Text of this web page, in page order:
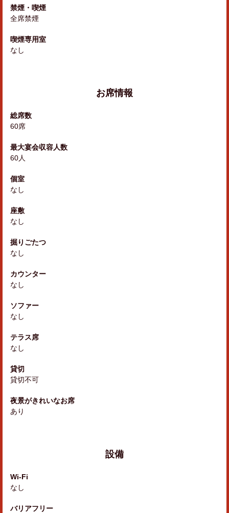
禁煙・喫煙
全席禁煙
喫煙専用室
なし
お席情報
総席数
60席
最大宴会収容人数
60人
個室
なし
座敷
なし
掘りごたつ
なし
カウンター
なし
ソファー
なし
テラス席
なし
貸切
貸切不可
夜景がきれいなお席
あり
設備
Wi-Fi
なし
バリアフリー